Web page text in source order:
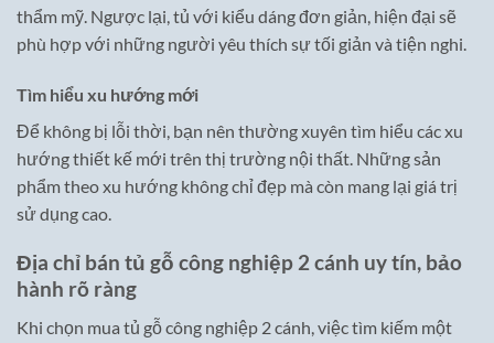
thẩm mỹ. Ngược lại, tủ với kiểu dáng đơn giản, hiện đại sẽ
phù hợp với những người yêu thích sự tối giản và tiện nghi.
Tìm hiểu xu hướng mới
Để không bị lỗi thời, bạn nên thường xuyên tìm hiểu các xu
hướng thiết kế mới trên thị trường nội thất. Những sản
phẩm theo xu hướng không chỉ đẹp mà còn mang lại giá trị
sử dụng cao.
Địa chỉ bán tủ gỗ công nghiệp 2 cánh uy tín, bảo
hành rõ ràng
Khi chọn mua tủ gỗ công nghiệp 2 cánh, việc tìm kiếm một